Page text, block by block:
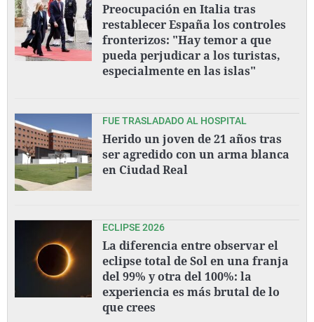
Preocupación en Italia tras
restablecer España los controles
fronterizos: "Hay temor a que
pueda perjudicar a los turistas,
especialmente en las islas"
FUE TRASLADADO AL HOSPITAL
Herido un joven de 21 años tras
ser agredido con un arma blanca
en Ciudad Real
ECLIPSE 2026
La diferencia entre observar el
eclipse total de Sol en una franja
del 99% y otra del 100%: la
experiencia es más brutal de lo
que crees